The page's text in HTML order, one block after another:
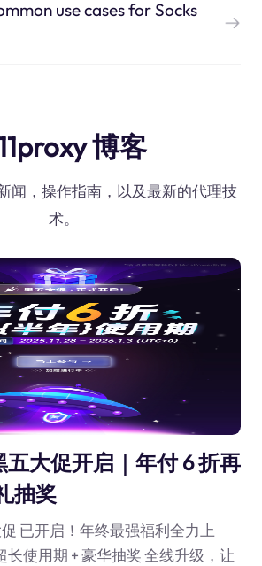
use cases for Socks
博客
闻，操作指南，以及最新的代理技
术。
五大促开启｜年付 6 折再
抽奖
已开启！年终最强福利全力上
长使用期 + 豪华抽奖 全线升级，让